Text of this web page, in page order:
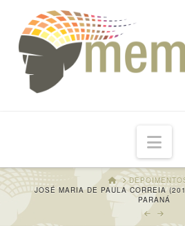
HOME
JOSÉ MARIA DE PAULA CORREIA
PARANÁ